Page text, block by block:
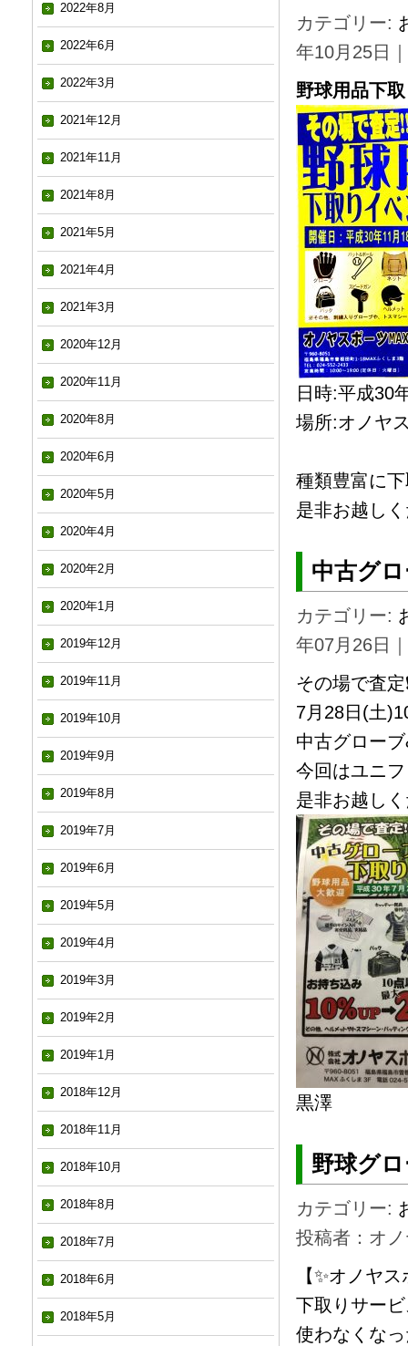
2022年8月
2022年6月
2022年3月
2021年12月
2021年11月
2021年8月
2021年5月
2021年4月
2021年3月
2020年12月
2020年11月
2020年8月
2020年6月
2020年5月
2020年4月
2020年2月
2020年1月
2019年12月
2019年11月
2019年10月
2019年9月
2019年8月
2019年7月
2019年6月
2019年5月
2019年4月
2019年3月
2019年2月
2019年1月
2018年12月
2018年11月
2018年10月
2018年8月
2018年7月
2018年6月
2018年5月
カテゴリー:
年10月25日
野球用品下取
日時:平成30
場所:オノヤ
種類豊富に下
是非お越し
中古グ
カテゴリー:
年07月26日
その場で査定
7月28日(土
中古グロー
今回はユニ
是非お越し
黒澤
野球グロ
カテゴリー:
投稿者：オ
【✨オノヤ
下取りサービ
使わなくな